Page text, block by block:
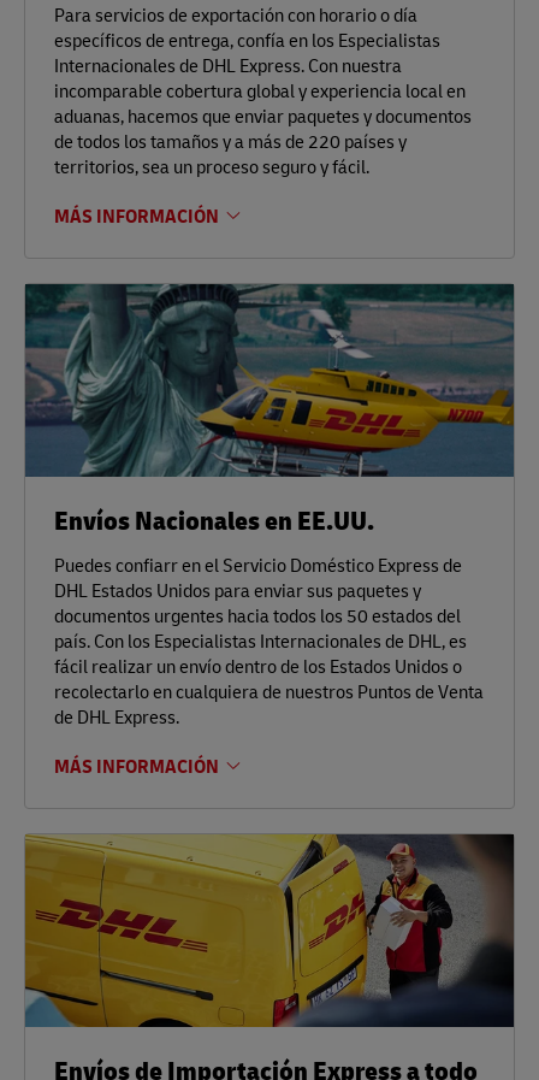
Para servicios de exportación con horario o día
específicos de entrega, confía en los Especialistas
Internacionales de DHL Express. Con nuestra
incomparable cobertura global y experiencia local en
aduanas, hacemos que enviar paquetes y documentos
de todos los tamaños y a más de 220 países y
territorios, sea un proceso seguro y fácil.
MÁS INFORMACIÓN
Envíos Nacionales en EE.UU.
Puedes confiarr en el Servicio Doméstico Express de
DHL Estados Unidos para enviar sus paquetes y
documentos urgentes hacia todos los 50 estados del
país. Con los Especialistas Internacionales de DHL, es
fácil realizar un envío dentro de los Estados Unidos o
recolectarlo en cualquiera de nuestros Puntos de Venta
de DHL Express.
MÁS INFORMACIÓN
Envíos de Importación Express a todo